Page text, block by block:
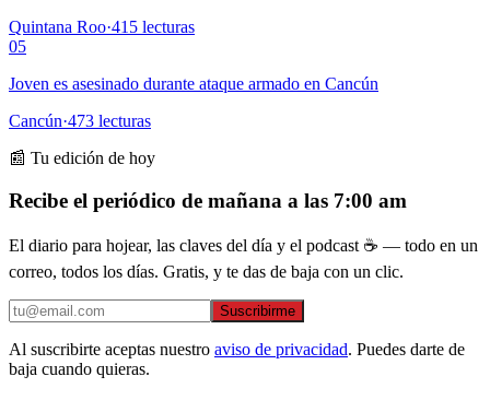
Quintana Roo·415 lecturas
05
Joven es asesinado durante ataque armado en Cancún
Cancún·473 lecturas
📰 Tu edición de hoy
Recibe el periódico de mañana a las 7:00 am
El diario para hojear, las claves del día y el podcast ☕ — todo en un
correo, todos los días. Gratis, y te das de baja con un clic.
Suscribirme
Al suscribirte aceptas nuestro aviso de privacidad. Puedes darte de
baja cuando quieras.